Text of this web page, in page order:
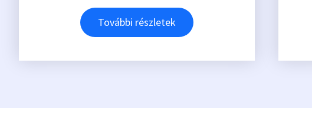
További részletek